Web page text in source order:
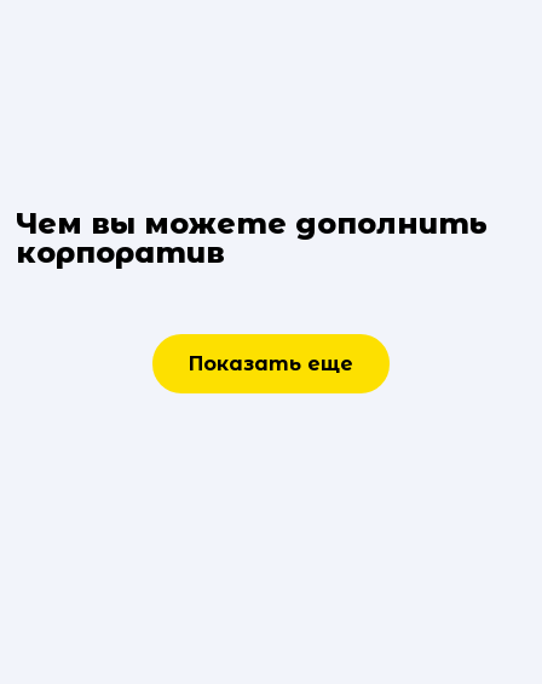
Чем вы можете дополнить
корпоратив
Показать еще